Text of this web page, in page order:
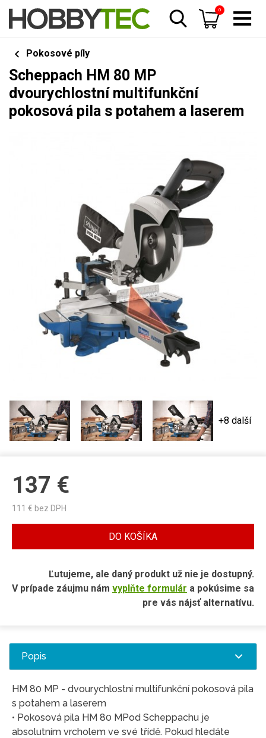
0
Pokosové píly
Scheppach HM 80 MP
dvourychlostní multifunkční
pokosová pila s potahem a laserem
+8 další
137 €
111 € bez DPH
DO KOŠÍKA
Ľutujeme, ale daný produkt už nie je dostupný.
V prípade záujmu nám vyplňte formulár a pokúsime sa
pre vás nájsť alternatívu.
Popis
HM 80 MP - dvourychlostní multifunkční pokosová pila
s potahem a laserem
• Pokosová pila HM 80 MPod Scheppachu je
absolutním vrcholem ve své třídě. Pokud hledáte